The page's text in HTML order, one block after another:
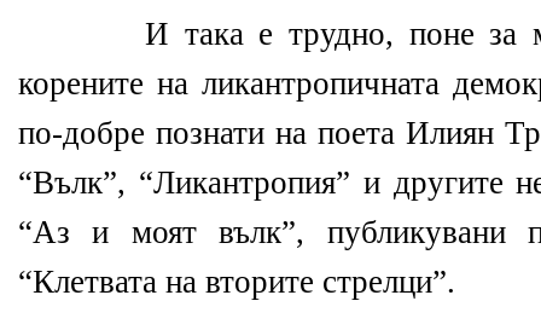
И така е трудно, поне за
корените на ликантропичната
по-добре познати на поета Илиян
“Вълк”, “Ликантропия” и другите
“Аз и моят вълк”, публикувани
“Клетвата на вторите стрелци”.